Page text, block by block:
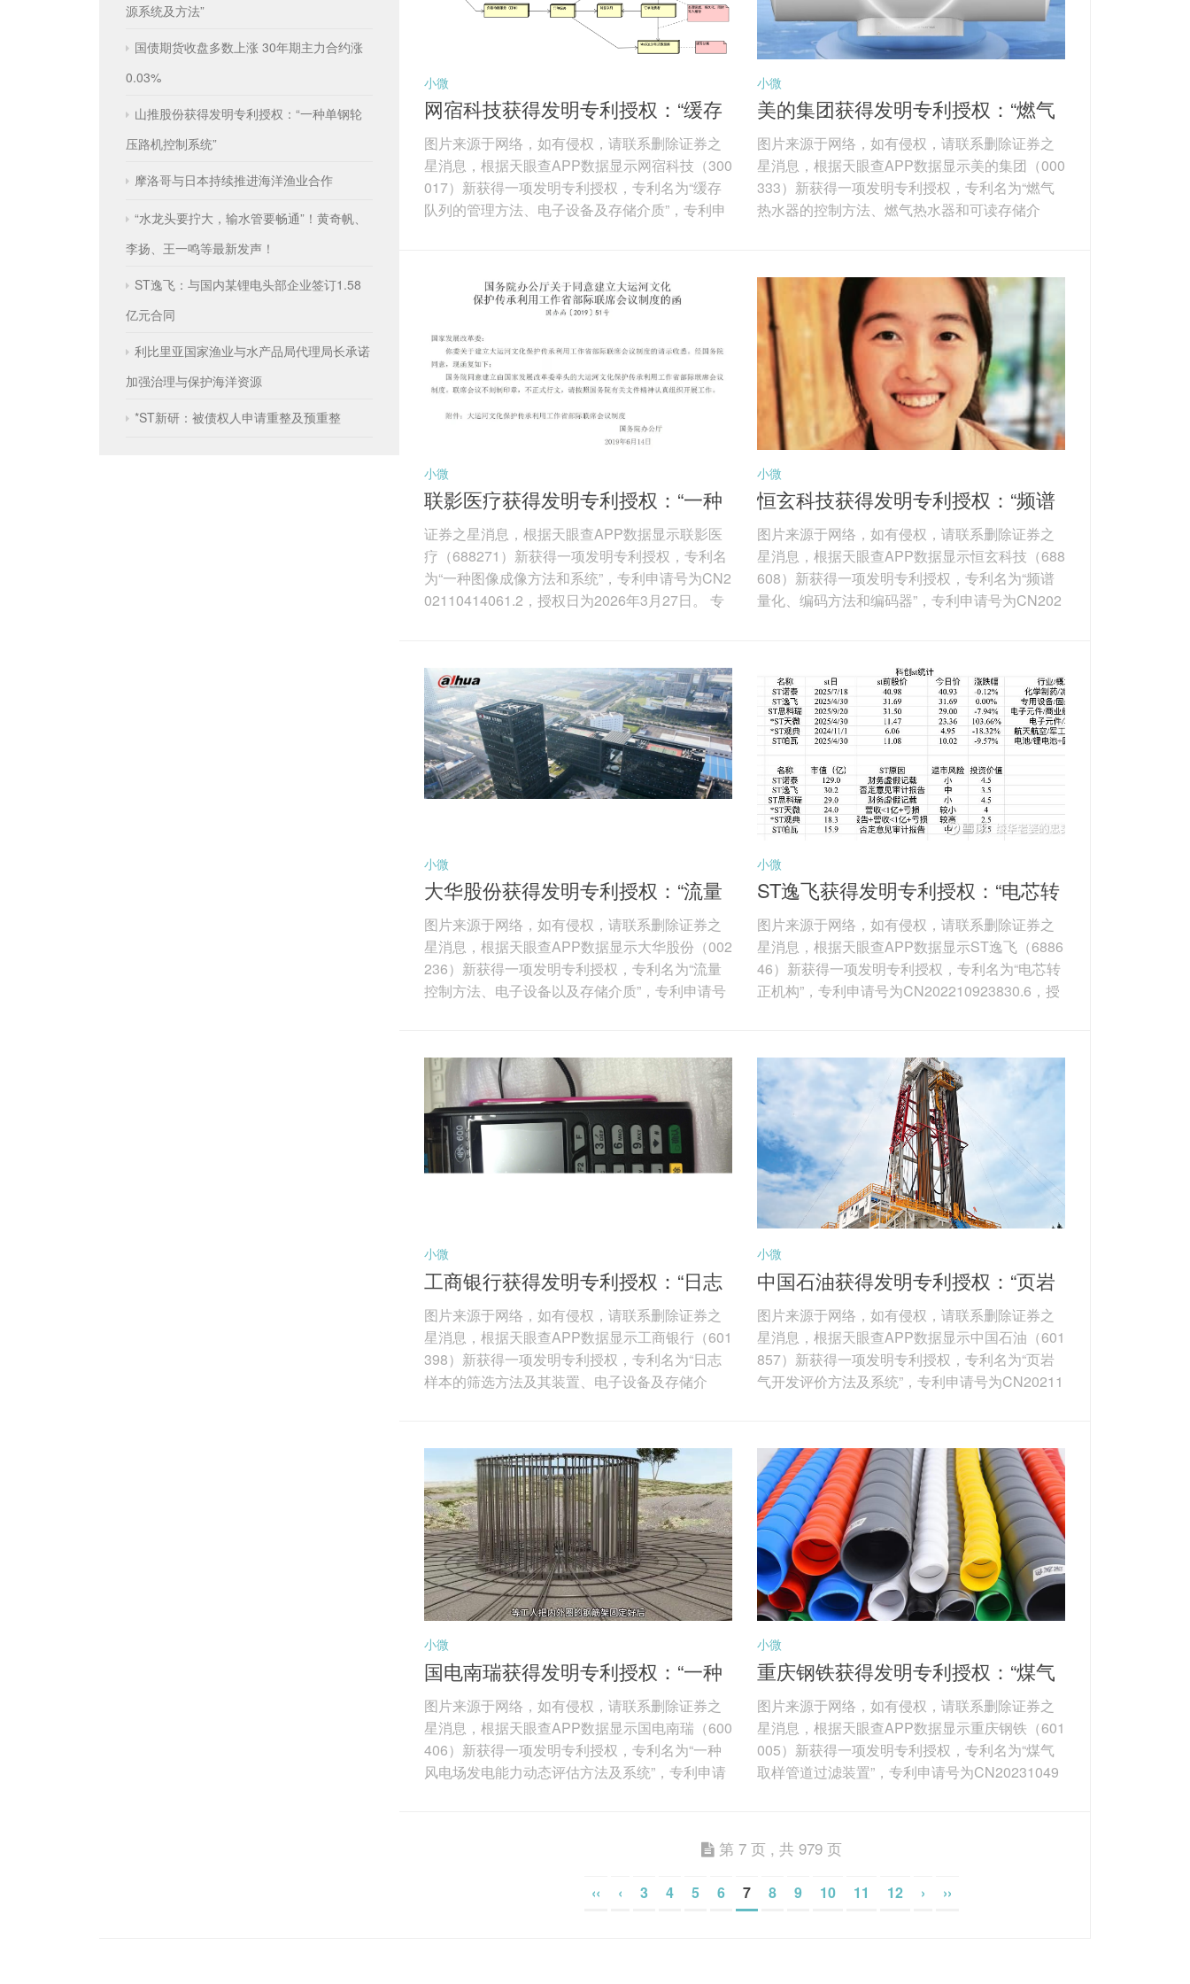
小微
网宿科技获得发明专利授权：“缓存
队列的管理方法、电子设备及存储
介质”
图片来源于网络，如有侵权，请联系删除证券之
星消息，根据天眼查APP数据显示网宿科技（300
017）新获得一项发明专利授权，专利名为“缓存
队列的管理方法、电子设备及存储介质”，专利申
备及存储介质。缓存队列的管理方法，包括：获
取缓存情况发生变化的各缓存队列中已缓存数据
的数据量；检测所述已缓存数据的数据量是否超
过第一预设阈值；在所述...
小微
美的集团获得发明专利授权：“燃气
热水器的控制方法、燃气热水器和
可读存储介质”
图片来源于网络，如有侵权，请联系删除证券之
星消息，根据天眼查APP数据显示美的集团（000
333）新获得一项发明专利授权，专利名为“燃气
热水器的控制方法、燃气热水器和可读存储介
种燃气热水器的控制方法、燃气热水器和可读存
储介质。其中，方法包括：获取燃烧器产生的一
氧化碳浓度；根据一氧化碳浓度调节风机的风机
出力值。从而通过一氧化碳的浓度判断燃气热水
器当前的燃烧状况，进而对...
小微
联影医疗获得发明专利授权：“一种
图像成像方法和系统”
证券之星消息，根据天眼查APP数据显示联影医
疗（688271）新获得一项发明专利授权，专利名
为“一种图像成像方法和系统”，专利申请号为CN2
02110414061.2，授权日为2026年3月27日。 专
第一图像和拓扑数据，其中，所述拓扑数据包括
第一拓扑数据和第二拓扑数据，所述第一拓扑数
据与所述第二拓扑数据对应；确定所述第一图像
对应的基材料密度图像；基于所述第一拓扑数据
和所述第二拓扑数据，确...
小微
恒玄科技获得发明专利授权：“频谱
量化、编码方法和编码器”
图片来源于网络，如有侵权，请联系删除证券之
星消息，根据天眼查APP数据显示恒玄科技（688
608）新获得一项发明专利授权，专利名为“频谱
量化、编码方法和编码器”，专利申请号为CN202
码器，其中频谱量化方法包括：S110，从上一帧
频谱量化过程预测的频谱量化系数读取频谱量化
预测值；S120，根据连续多帧频谱的能量水平修
正所述频谱量化预测值，得到修正量化系数；S1
小微
大华股份获得发明专利授权：“流量
控制方法、电子设备以及存储介质”
图片来源于网络，如有侵权，请联系删除证券之
星消息，根据天眼查APP数据显示大华股份（002
236）新获得一项发明专利授权，专利名为“流量
控制方法、电子设备以及存储介质”，专利申请号
法、电子设备以及存储介质，该流量控制方法应
用在物理网卡上，物理网卡包括流量接收模块和
至少一个过滤器，该方法包括：流量接收模块，
在接收到虚拟网卡发送的流量时，若流量对应的
流量过滤标志的取值为初始...
小微
ST逸飞获得发明专利授权：“电芯转
正机构”
图片来源于网络，如有侵权，请联系删除证券之
星消息，根据天眼查APP数据显示ST逸飞（6886
46）新获得一项发明专利授权，专利名为“电芯转
正机构”，专利申请号为CN202210923830.6，授
及第一驱动装置；所述安装支架呈立式放置；所
述转正夹爪安装至所述安装支架上，所述转正夹
爪包括两个沿水平向呈相对设置的夹爪板，两个
所述夹爪板之间形成有大小可调的夹持间隙；所
述第一驱动装置用以驱...
小微
工商银行获得发明专利授权：“日志
样本的筛选方法及其装置、电子设
备及存储介质”
图片来源于网络，如有侵权，请联系删除证券之
星消息，根据天眼查APP数据显示工商银行（601
398）新获得一项发明专利授权，专利名为“日志
样本的筛选方法及其装置、电子设备及存储介
种日志样本的筛选方法及其装置、电子设备及存
储介质，涉及大数据技术领域，其中，该日志样
本的筛选方法包括：获取目标日志集合中每行日
志样本以及对应的样本标签，将所有待确认标签
对应的日志样本以及对应的...
小微
中国石油获得发明专利授权：“页岩
气开发评价方法及系统”
图片来源于网络，如有侵权，请联系删除证券之
星消息，根据天眼查APP数据显示中国石油（601
857）新获得一项发明专利授权，专利名为“页岩
气开发评价方法及系统”，专利申请号为CN20211
统，其中方法包括以下步骤：根据有利层段地化
判识、储层品质分类评价和储层展布评价，获取
建产区有利储层压裂前的静态特征；基于建产区
有利储层压裂前的静态特征和生产动态数据，反
演页岩气井压裂后缝网参数...
小微
国电南瑞获得发明专利授权：“一种
风电场发电能力动态评估方法及系
统”
图片来源于网络，如有侵权，请联系删除证券之
星消息，根据天眼查APP数据显示国电南瑞（600
406）新获得一项发明专利授权，专利名为“一种
风电场发电能力动态评估方法及系统”，专利申请
能力动态评估方法及系统，所述风电场发电能力
动态评估方法，根据历史数据预测出下一时刻风
功率对比计算出降载率；根据预测出的风速计算
小微
重庆钢铁获得发明专利授权：“煤气
取样管道过滤装置”
图片来源于网络，如有侵权，请联系删除证券之
星消息，根据天眼查APP数据显示重庆钢铁（601
005）新获得一项发明专利授权，专利名为“煤气
取样管道过滤装置”，专利申请号为CN20231049
气取样管道过滤装置，包括煤气管道、取样管道
和测量仪器仪表，取样管道设置在煤气管道与测
路、出气管路、过滤组件，通过在取样管道与煤
第 7 页 , 共 979 页
‹‹ ‹ 3 4 5 6 7 8 9 10 11 12 › ››
源系统及方法”
国债期货收盘多数上涨 30年期主力合约涨
0.03%
山推股份获得发明专利授权：“一种单钢轮
压路机控制系统”
摩洛哥与日本持续推进海洋渔业合作
“水龙头要拧大，输水管要畅通”！黄奇帆、
李扬、王一鸣等最新发声！
ST逸飞：与国内某锂电头部企业签订1.58
亿元合同
利比里亚国家渔业与水产品局代理局长承诺
加强治理与保护海洋资源
*ST新研：被债权人申请重整及预重整